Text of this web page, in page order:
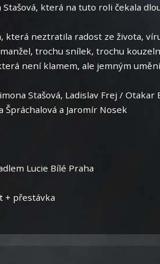
která na tuto roli čekala
která neztratila radost ze života,
trochu snílek, trochu
není klamem, ale jemným
Stašová, Ladislav Frej /
a Jaromír Nosek
Lucie Bílé Praha
+ přestávka